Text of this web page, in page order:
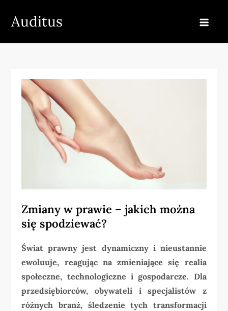
Auditus
Zmiany w prawie – jakich można
się spodziewać?
Świat prawny jest dynamiczny i nieustannie
ewoluuje, reagując na zmieniające się realia
społeczne, technologiczne i gospodarcze. Dla
przedsiębiorców, obywateli i specjalistów z
różnych branż, śledzenie tych transformacji